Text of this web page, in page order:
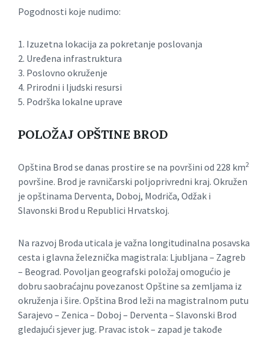
Pogodnosti koje nudimo:
1. Izuzetna lokacija za pokretanje poslovanja
2. Uređena infrastruktura
3. Poslovno okruženje
4. Prirodni i ljudski resursi
5. Podrška lokalne uprave
POLOŽAJ OPŠTINE BROD
Opština Brod se danas prostire se na površini od 228 km2
površine. Brod je ravničarski poljoprivredni kraj. Okružen
je opštinama Derventa, Doboj, Modriča, Odžak i
Slavonski Brod u Republici Hrvatskoj.
Na razvoj Broda uticala je važna longitudinalna posavska
cesta i glavna železnička magistrala: Ljubljana – Zagreb
– Beograd. Povoljan geografski položaj omogućio je
dobru saobraćajnu povezanost Opštine sa zemljama iz
okruženja i šire. Opština Brod leži na magistralnom putu
Sarajevo – Zenica – Doboj – Derventa – Slavonski Brod
gledajući sjever jug. Pravac istok – zapad je takođe